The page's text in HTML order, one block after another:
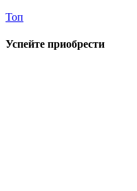
Топ
Успейте приобрести